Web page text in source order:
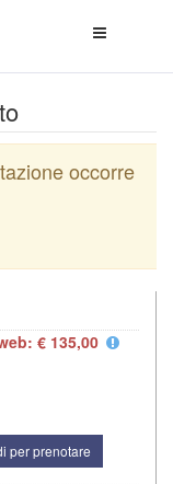
di
occorre
€ 135,00
per prenotare